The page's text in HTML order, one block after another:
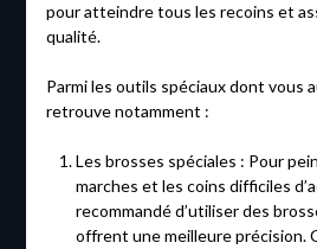
pour atteindre tous les recoins et
qualité.
Parmi les outils spéciaux dont vous
retrouve notamment :
Les brosses spéciales : Pour
marches et les coins difficiles
recommandé d’utiliser des
offrent une meilleure précision.